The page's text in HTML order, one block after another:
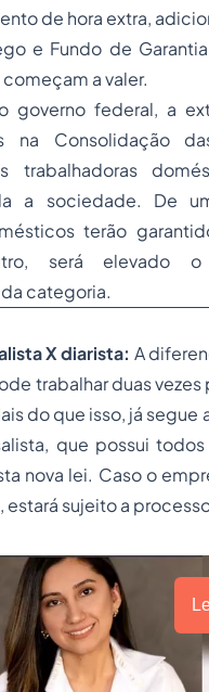
de hora extra,
e Fundo de
começam a valer.
governo federal, a
na Consolidação
trabalhadoras
a sociedade. De
terão
será elevado
categoria.
X diarista: A
trabalhar duas vezes
do que isso, já segue
que possui
nova lei. Caso o
estará sujeito a